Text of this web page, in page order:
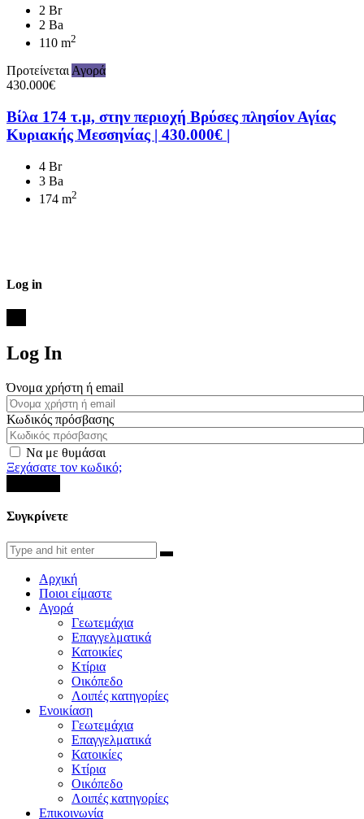
2 Br
2 Ba
110 m2
Προτείνεται Αγορά
430.000€
Βίλα 174 τ.μ, στην περιοχή Βρύσες πλησίον Αγίας
Κυριακής Μεσσηνίας | 430.000€ |
4 Br
3 Ba
174 m2
Log in
Log In
Όνομα χρήστη ή email
Κωδικός πρόσβασης
Να με θυμάσαι
Ξεχάσατε τον κωδικό;
Συγκρίνετε
Αρχική
Ποιοι είμαστε
Αγορά
Γεωτεμάχια
Επαγγελματικά
Κατοικίες
Κτίρια
Οικόπεδο
Λοιπές κατηγορίες
Ενοικίαση
Γεωτεμάχια
Επαγγελματικά
Κατοικίες
Κτίρια
Οικόπεδο
Λοιπές κατηγορίες
Επικοινωνία